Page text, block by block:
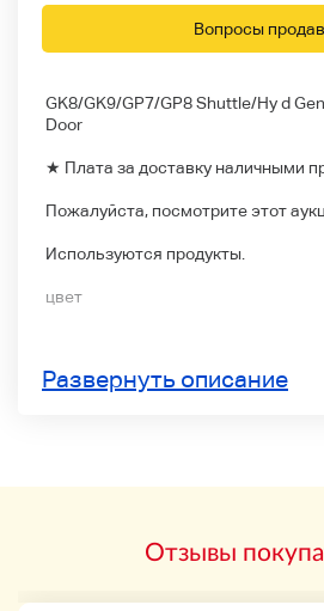
Вопросы
GK8/GK9/GP7/GP8 Shuttle/Hy d
Door
★ Плата за доставку наличными
Пожалуйста, посмотрите этот
Используются продукты.
цвет
царапины, вогнутые.
Корабль в день, если вы платите
Пожалуйста, проверьте
Развернуть описание
Отзывы